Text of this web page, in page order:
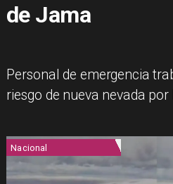
de Jama
Personal de emergencia
riesgo de nueva nevada por
Nacional